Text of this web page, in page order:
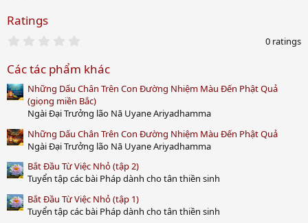
Ratings
0
t
a
r
(
s
)
0 ratings
Các tác phẩm khác
Những Dấu Chân Trên Con Đường Nhiệm Màu Đến Phật Quả
(giọng miền Bắc)
Ngài Đại Trưởng lão Nā Uyane Ariyadhamma
Những Dấu Chân Trên Con Đường Nhiệm Màu Đến Phật Quả
Ngài Đại Trưởng lão Nā Uyane Ariyadhamma
Bắt Đầu Từ Việc Nhỏ (tập 2)
Tuyển tập các bài Pháp dành cho tân thiền sinh
Bắt Đầu Từ Việc Nhỏ (tập 1)
Tuyển tập các bài Pháp dành cho tân thiền sinh